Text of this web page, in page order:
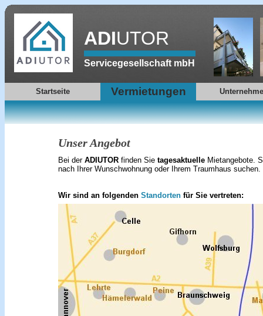
ADIUTOR
Servicegesellschaft mbH
Startseite Vermietungen
Unser Angebot
Bei der ADIUTOR finden Sie tagesaktuelle Mietangebote.
nach Ihrer Wunschwohnung oder Ihrem Traumhaus suchen.
Wir sind an folgenden Standorten für Sie vertreten: